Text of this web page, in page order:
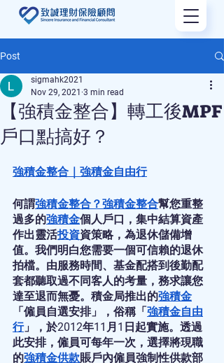
Post
【強積金整合】轉工後MPF
戶口點搞好？
sigmahk2021
Nov 29, 2021 3 min read
強積金整合 ｜ 強積金自由行
何謂強積金整合 ？強積金整合幫您重整
過多的強積金個人戶口，集中結算資產
作出靈活投資資策略，為退休儲備增
值。我們明白您需要一個可信賴的退休
拍檔。由服務時間、基金配搭到後勤配
套都聽取過不同客人的考量，務求讓您
達至退而無憂。積金局推出的強積金
「僱員自選安排」，俗稱「強積金自由
行」，於2012年11月1日起實施。透過
此安排，僱員可每年一次，選擇將現職
的強積金供款賬戶內僱員強制性供款部